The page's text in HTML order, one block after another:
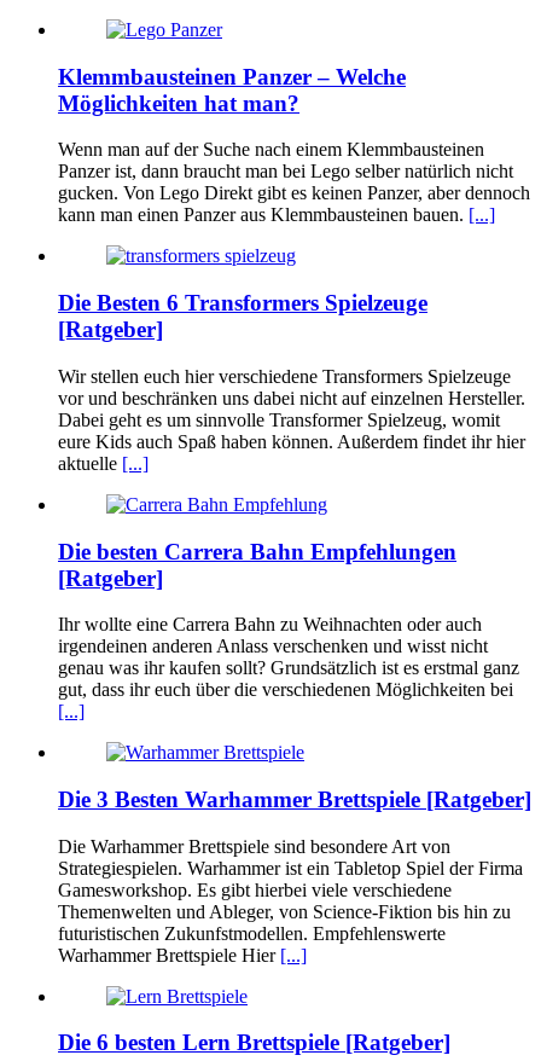
Klemmbausteinen Panzer – Welche
Möglichkeiten hat man?
Wenn man auf der Suche nach einem Klemmbausteinen
Panzer ist, dann braucht man bei Lego selber natürlich nicht
gucken. Von Lego Direkt gibt es keinen Panzer, aber dennoch
kann man einen Panzer aus Klemmbausteinen bauen. [...]
Die Besten 6 Transformers Spielzeuge
[Ratgeber]
Wir stellen euch hier verschiedene Transformers Spielzeuge
vor und beschränken uns dabei nicht auf einzelnen Hersteller.
Dabei geht es um sinnvolle Transformer Spielzeug, womit
eure Kids auch Spaß haben können. Außerdem findet ihr hier
aktuelle [...]
Die besten Carrera Bahn Empfehlungen
[Ratgeber]
Ihr wollte eine Carrera Bahn zu Weihnachten oder auch
irgendeinen anderen Anlass verschenken und wisst nicht
genau was ihr kaufen sollt? Grundsätzlich ist es erstmal ganz
gut, dass ihr euch über die verschiedenen Möglichkeiten bei
[...]
Die 3 Besten Warhammer Brettspiele [Ratgeber]
Die Warhammer Brettspiele sind besondere Art von
Strategiespielen. Warhammer ist ein Tabletop Spiel der Firma
Gamesworkshop. Es gibt hierbei viele verschiedene
Themenwelten und Ableger, von Science-Fiktion bis hin zu
futuristischen Zukunfstmodellen. Empfehlenswerte
Warhammer Brettspiele Hier [...]
Die 6 besten Lern Brettspiele [Ratgeber]